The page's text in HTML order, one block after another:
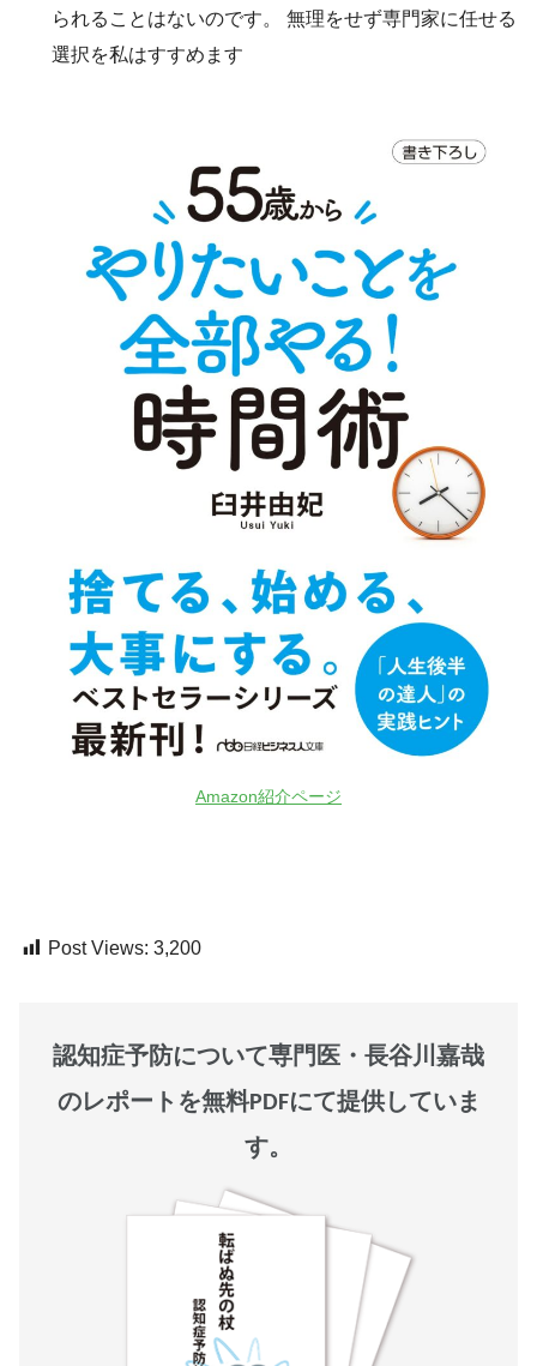
られることはないのです。 無理をせず専門家に任せる
選択を私はすすめます
Amazon紹介ページ
Post Views: 3,200
認知症予防について専門医・長谷川嘉哉
のレポートを無料PDFにて提供していま
す。